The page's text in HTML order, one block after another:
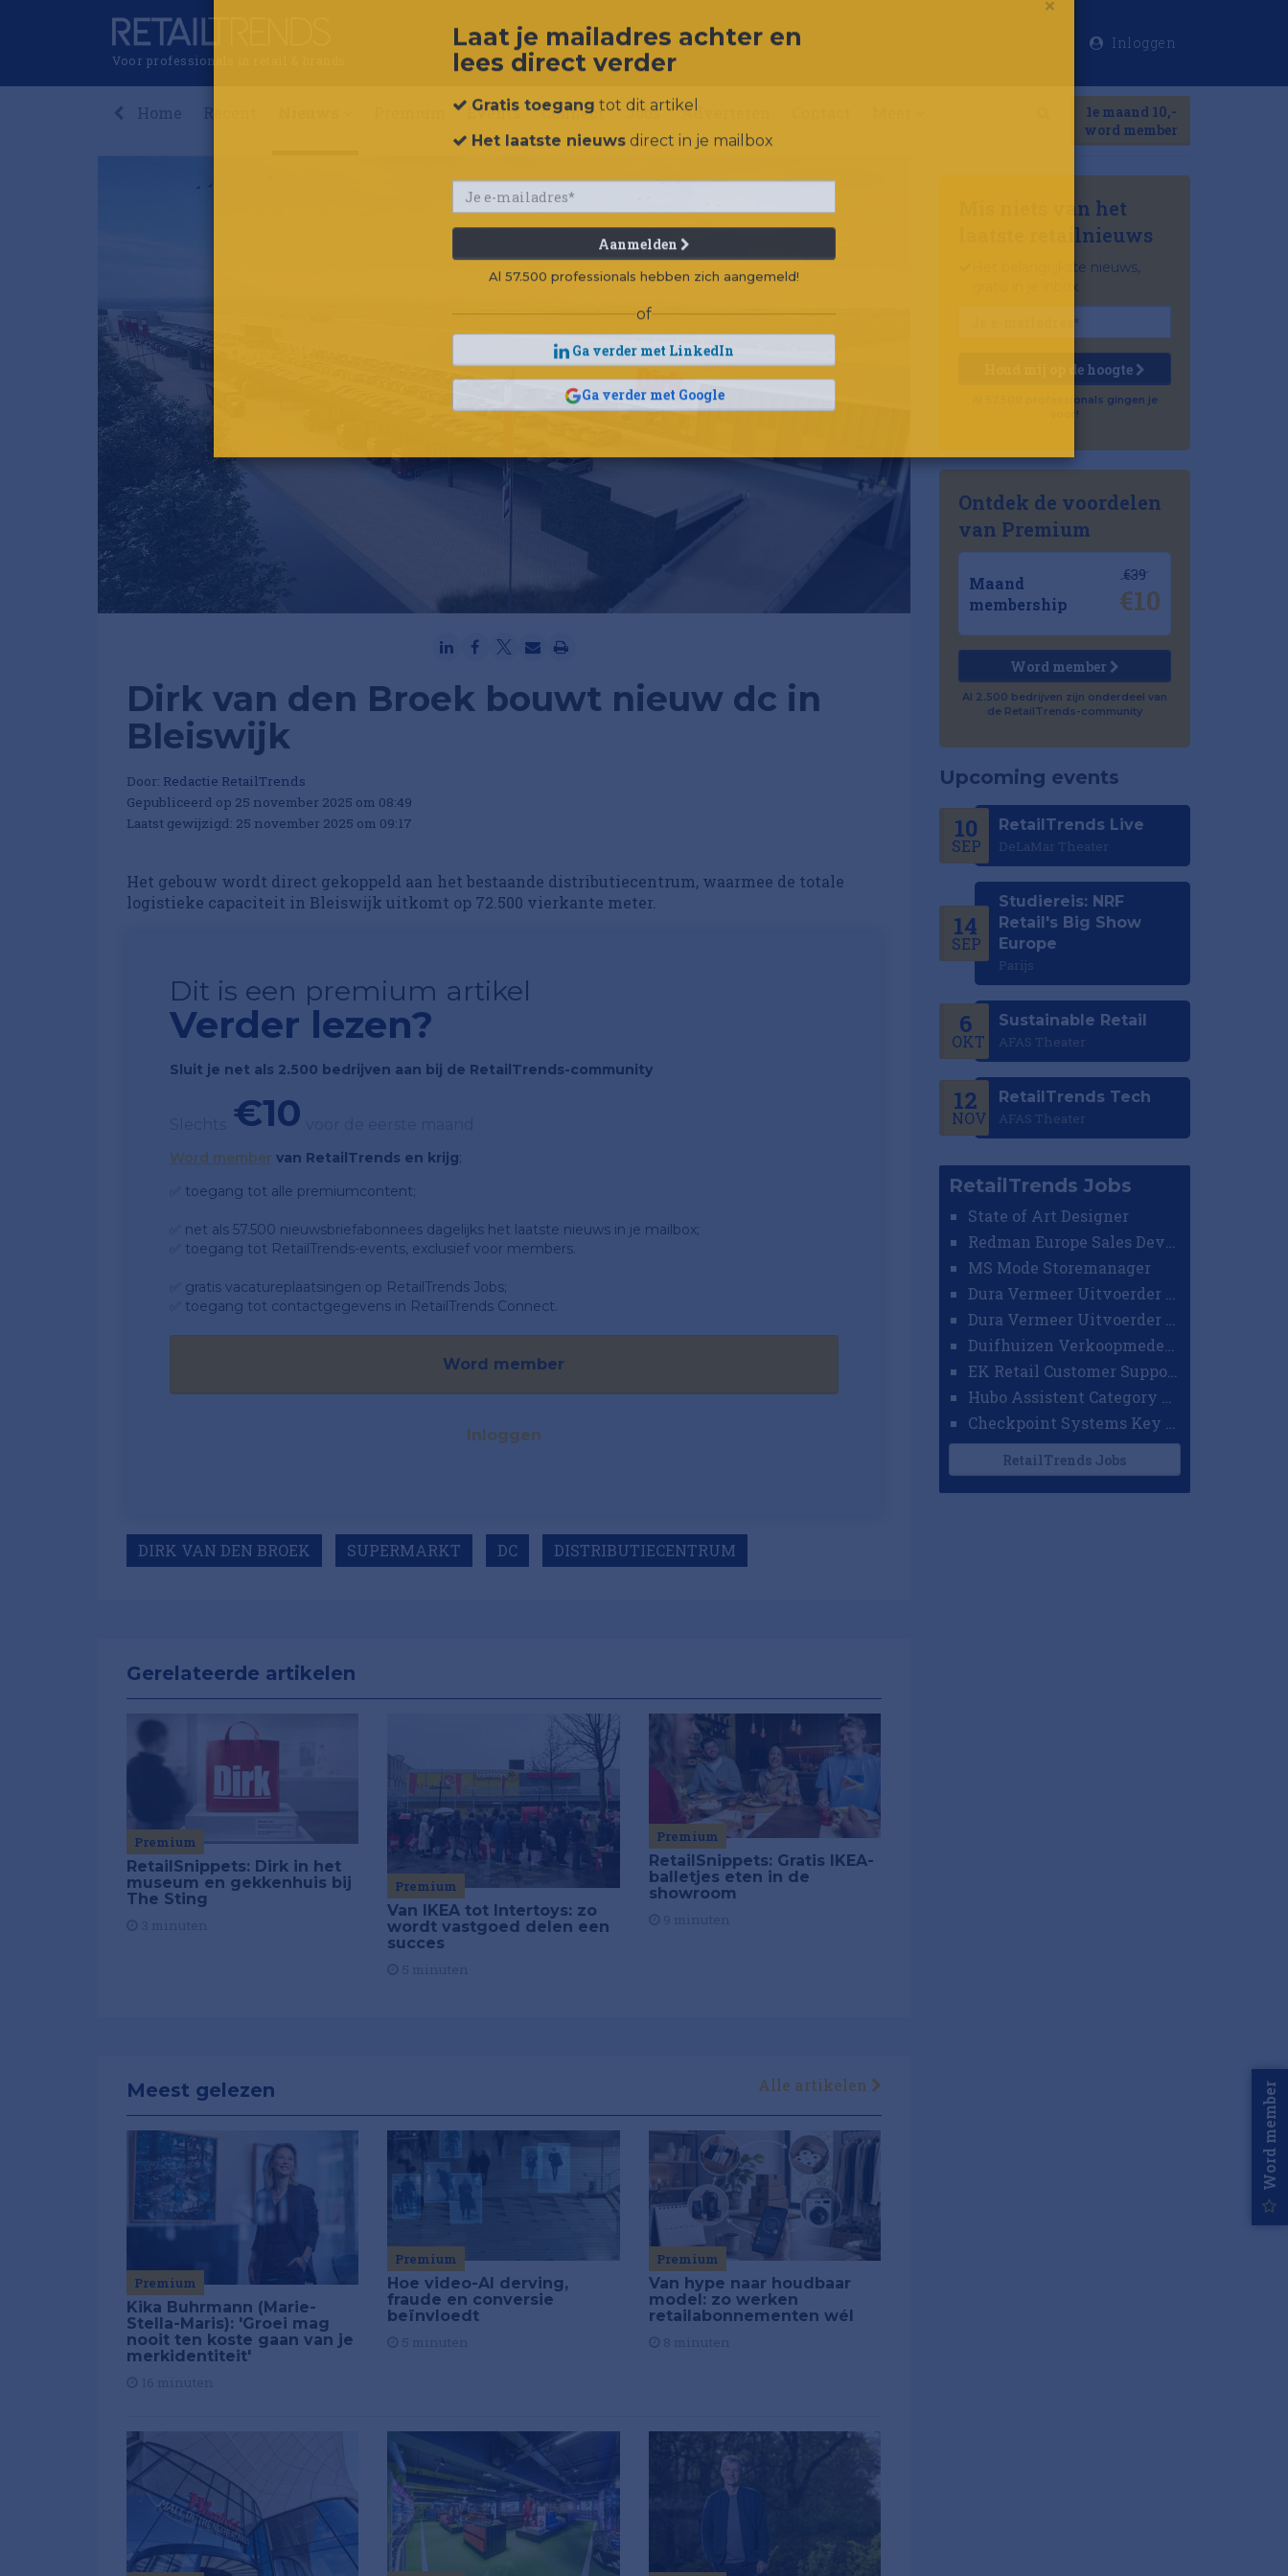
Voor professionals in retail & brands
Inloggen
Home Recent Events Connect Jobs Adverteren
1e maand 10,-
word member
Dirk van den Broek bouwt nieuw dc in
Bleiswijk
Door: Redactie RetailTrends
Gepubliceerd op 25 november 2025 om 08:49
Laatst gewijzigd: 25 november 2025 om 09:17
Het gebouw wordt direct gekoppeld aan het bestaande distributiecentrum, waarmee de totale
logistieke capaciteit in Bleiswijk uitkomt op 72.500 vierkante meter.
Dit is een premium artikel
Verder lezen?
Sluit je net als 2.500 bedrijven aan bij de RetailTrends-community
€10
Word member van RetailTrends en krijg;
✅ toegang tot alle premiumcontent;
✅ net als 57.500 nieuwsbriefabonnees dagelijks het laatste nieuws in je mailbox;
✅ toegang tot RetailTrends-events, exclusief voor members.
✅ gratis vacatureplaatsingen op RetailTrends Jobs;
✅ toegang tot contactgegevens in RetailTrends Connect.
Word member
Inloggen
DIRK VAN DEN BROEK SUPERMARKT DC DISTRIBUTIECENTRUM
Gerelateerde artikelen
Premium
RetailSnippets: Dirk in het
museum en gekkenhuis bij
The Sting
Premium
Van IKEA tot Intertoys: zo
wordt vastgoed delen een
succes
Premium
RetailSnippets: Gratis IKEA-
balletjes eten in de
showroom
Meest gelezen Alle artikelen
Premium
Kika Buhrmann (Marie-
Stella-Maris): 'Groei mag
nooit ten koste gaan van je
merkidentiteit'
Premium
Hoe video-AI derving,
fraude en conversie
beïnvloedt
Premium
Van hype naar houdbaar
model: zo werken
retailabonnementen wél
Mis niets van het
laatste retailnieuws
Het belangrijkste nieuws,
gratis in je inbox
Houd mij op de hoogte
Al 57.500 professionals gingen je
voor!
Ontdek de voordelen
van Premium
Maand
membership
€39
€10
Word member
Al 2.500 bedrijven zijn onderdeel van
de RetailTrends-community
Upcoming events
10
SEP
RetailTrends Live
DeLaMar Theater
14
SEP
Studiereis: NRF
Retail's Big Show
Europe
Parijs
6
OKT
Sustainable Retail
AFAS Theater
12
NOV
RetailTrends Tech
AFAS Theater
RetailTrends Jobs
State of Art Designer
MS Mode Storemanager
EK Retail Customer Support Omnichannel
RetailTrends Jobs
Word member
Laat je mailadres achter en
lees direct verder
Het laatste nieuws
of
Ga verder met LinkedIn